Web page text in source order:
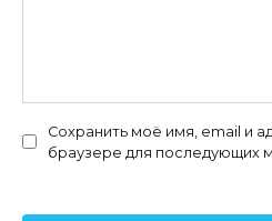
Сохранить моё имя, email и
браузере для последующих